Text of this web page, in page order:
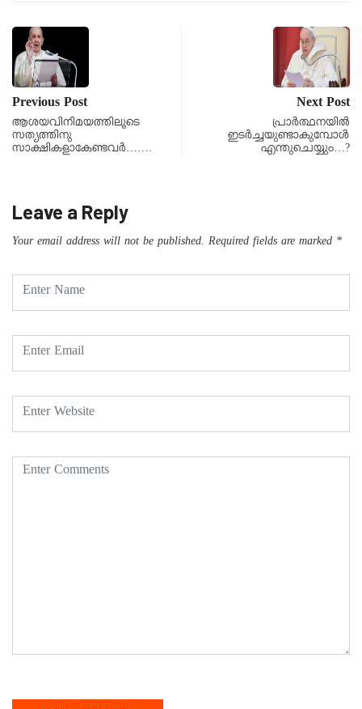
Previous Post
ആശയവിനിമയത്തിലൂടെ
സത്യത്തിനു
സാക്ഷികളാകേണ്ടവർ…….
Next Post
പ്രാർത്ഥനയിൽ
ഇടർച്ചയുണ്ടാകുമ്പോൾ
എന്തുചെയ്യും…?
Leave a Reply
Your email address will not be published. Required fields are marked *